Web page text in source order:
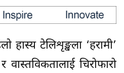
टेलिशृङ्खला ‘हरामी’
चिरोफारो